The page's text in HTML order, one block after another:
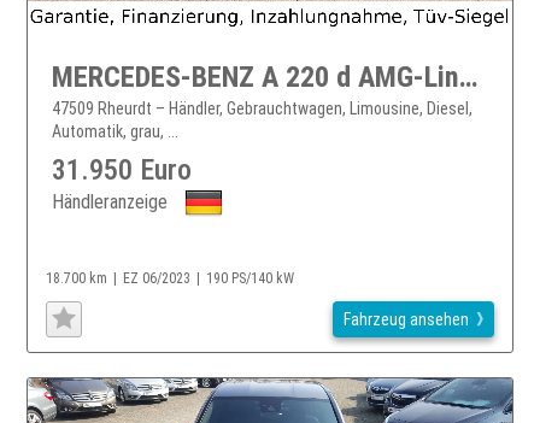
MERCEDES-BENZ A 220 d AMG-Line*Garantie*AHK*Navi*LED*349EURmtl.
47509 Rheurdt – Händler, Gebrauchtwagen, Limousine, Diesel,
Automatik, grau, ...
31.950 Euro
Händleranzeige
18.700 km EZ 06/2023 190 PS/140 kW
Fahrzeug ansehen